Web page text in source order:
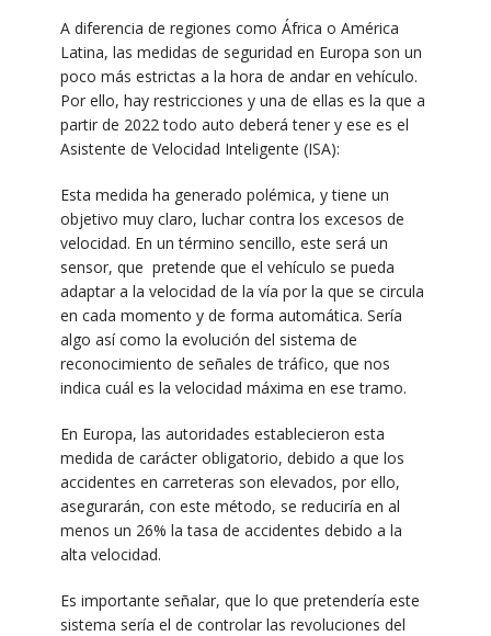
A diferencia de regiones como África o América
Latina, las medidas de seguridad en Europa son un
poco más estrictas a la hora de andar en vehículo.
Por ello, hay restricciones y una de ellas es la que a
partir de 2022 todo auto deberá tener y ese es el
Asistente de Velocidad Inteligente (ISA):
Esta medida ha generado polémica, y tiene un
objetivo muy claro, luchar contra los excesos de
velocidad. En un término sencillo, este será un
sensor, que pretende que el vehículo se pueda
adaptar a la velocidad de la vía por la que se circula
en cada momento y de forma automática. Sería
algo así como la evolución del sistema de
reconocimiento de señales de tráfico, que nos
indica cuál es la velocidad máxima en ese tramo.
En Europa, las autoridades establecieron esta
medida de carácter obligatorio, debido a que los
accidentes en carreteras son elevados, por ello,
asegurarán, con este método, se reduciría en al
menos un 26% la tasa de accidentes debido a la
alta velocidad.
Es importante señalar, que lo que pretendería este
sistema sería el de controlar las revoluciones del